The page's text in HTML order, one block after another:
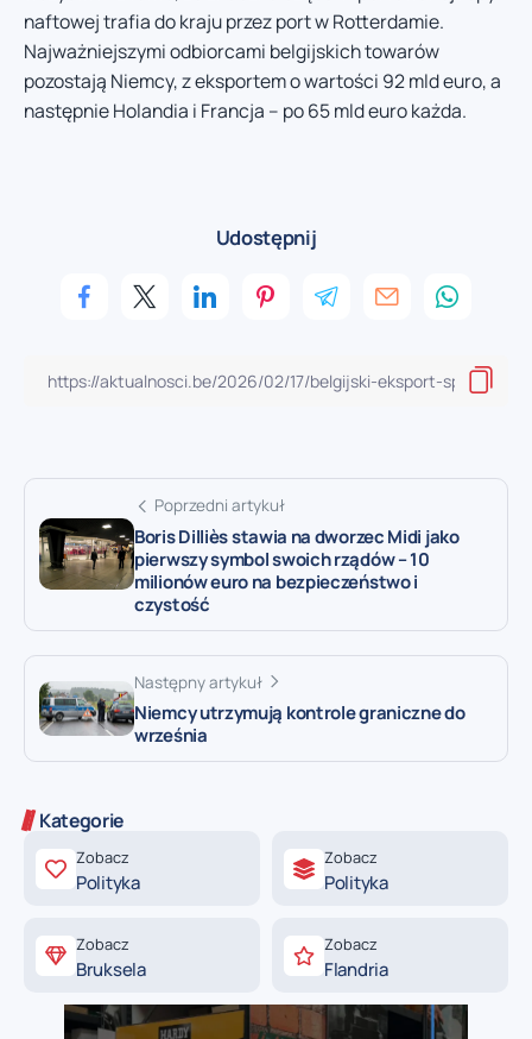
naftowej trafia do kraju przez port w Rotterdamie.
Najważniejszymi odbiorcami belgijskich towarów
pozostają Niemcy, z eksportem o wartości 92 mld euro, a
następnie Holandia i Francja – po 65 mld euro każda.
Udostępnij
Poprzedni artykuł
Boris Dilliès stawia na dworzec Midi jako
pierwszy symbol swoich rządów – 10
milionów euro na bezpieczeństwo i
czystość
Następny artykuł
Niemcy utrzymują kontrole graniczne do
września
Kategorie
Zobacz
Polityka
Zobacz
Polityka
Zobacz
Bruksela
Zobacz
Flandria